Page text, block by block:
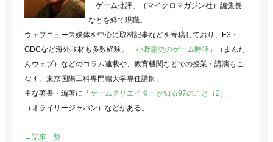
「ゲーム批評」（マイクロマガジン社）編集長
などを経て現職。
ウェブニュース媒体を中心に取材記事などを寄稿しており、E3・
GDCなど海外取材も多数経験。「小野憲史のゲーム時評」（まんた
んウェブ）などのコラム連載や、教育機関などでの授業・講演もこ
なす。東京国際工科専門職大学専任講師。
主な著書・編著に「ゲームクリエイターが知る97のこと（2）
」
（オライリージャパン）などがある。
→記事一覧